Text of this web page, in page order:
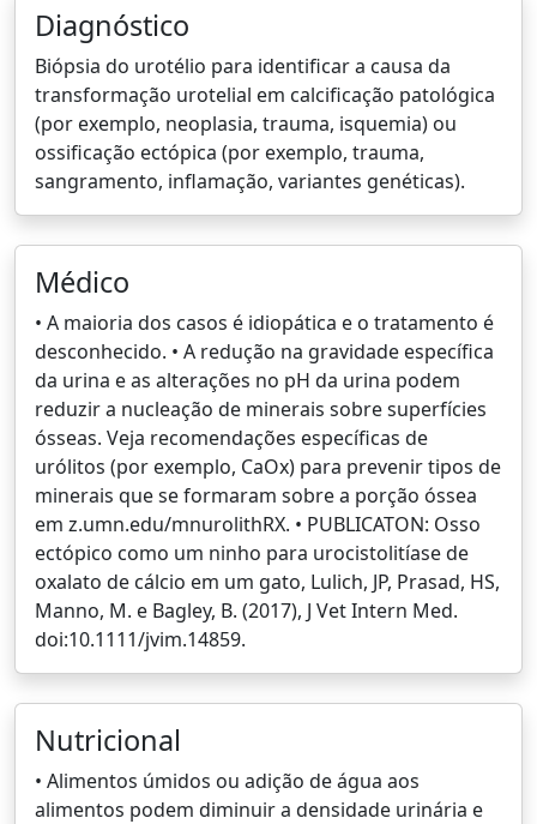
Diagnóstico
Biópsia do urotélio para identificar a causa da
transformação urotelial em calcificação patológica
(por exemplo, neoplasia, trauma, isquemia) ou
ossificação ectópica (por exemplo, trauma,
sangramento, inflamação, variantes genéticas).
Médico
• A maioria dos casos é idiopática e o tratamento é
desconhecido. • A redução na gravidade específica
da urina e as alterações no pH da urina podem
reduzir a nucleação de minerais sobre superfícies
ósseas. Veja recomendações específicas de
urólitos (por exemplo, CaOx) para prevenir tipos de
minerais que se formaram sobre a porção óssea
em z.umn.edu/mnurolithRX. • PUBLICATON: Osso
ectópico como um ninho para urocistolitíase de
oxalato de cálcio em um gato, Lulich, JP, Prasad, HS,
Manno, M. e Bagley, B. (2017), J Vet Intern Med.
doi:10.1111/jvim.14859.
Nutricional
• Alimentos úmidos ou adição de água aos
alimentos podem diminuir a densidade urinária e